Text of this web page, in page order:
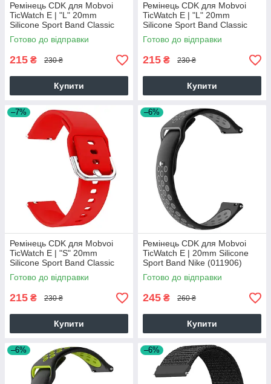
Ремінець CDK для Mobvoi
TicWatch E | "L" 20mm
Silicone Sport Band Classic
(09651) (red)
Готово до відправки
215 ₴ 230 ₴
Купити
Ремінець CDK для Mobvoi
TicWatch E | "L" 20mm
Silicone Sport Band Classic
(09651) (black)
Готово до відправки
215 ₴ 230 ₴
Купити
–7%
Ремінець CDK для Mobvoi
TicWatch E | "S" 20mm
Silicone Sport Band Classic
(012194) (red)
Готово до відправки
215 ₴ 230 ₴
Купити
–6%
Ремінець CDK для Mobvoi
TicWatch E | 20mm Silicone
Sport Band Nike (011906)
(black / grey)
Готово до відправки
245 ₴ 260 ₴
Купити
–6% –6%